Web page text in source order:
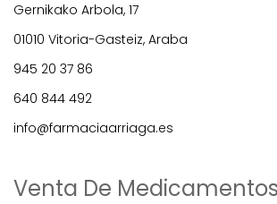
Gernikako Arbola, 17
01010 Vitoria-Gasteiz, Araba
945 20 37 86
640 844 492
info@farmaciaarriaga.es
Venta De Medicamentos